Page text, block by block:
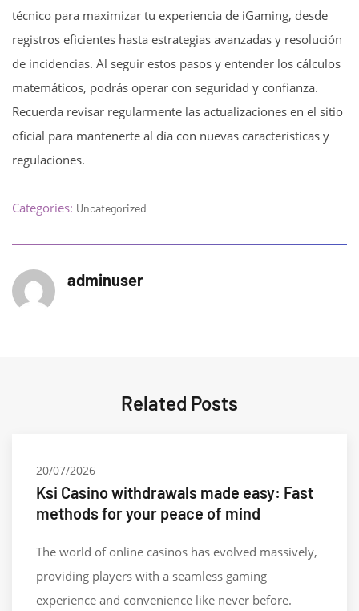
técnico para maximizar tu experiencia de iGaming, desde
registros eficientes hasta estrategias avanzadas y resolución
de incidencias. Al seguir estos pasos y entender los cálculos
matemáticos, podrás operar con seguridad y confianza.
Recuerda revisar regularmente las actualizaciones en el sitio
oficial para mantenerte al día con nuevas características y
regulaciones.
Categories: Uncategorized
adminuser
Related Posts
20/07/2026
Ksi Casino withdrawals made easy: Fast
methods for your peace of mind
The world of online casinos has evolved massively,
providing players with a seamless gaming
experience and convenience like never before.